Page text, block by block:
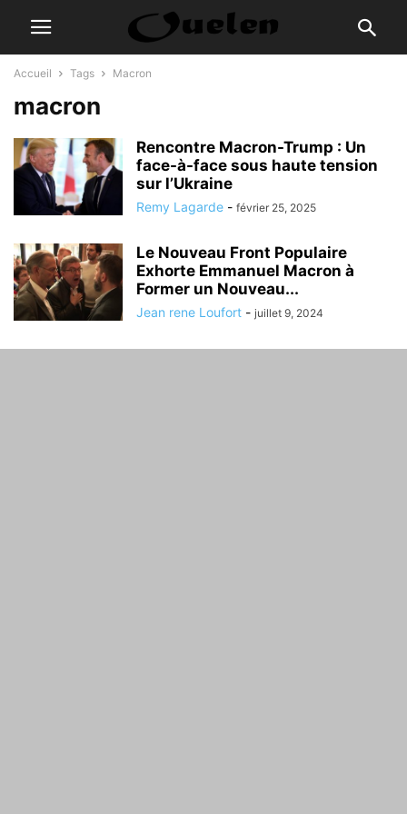
Accueil Tags Macron
macron
Rencontre Macron-Trump : Un
face-à-face sous haute tension
sur l’Ukraine
Remy Lagarde - février 25, 2025
Le Nouveau Front Populaire
Exhorte Emmanuel Macron à
Former un Nouveau...
Jean rene Loufort - juillet 9, 2024